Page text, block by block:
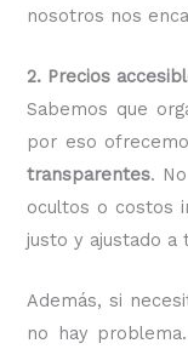
nosotros nos
2. Precios
Sabemos que
por eso
transparentes.
ocultos o costos
justo y ajustado a
Además, si
no hay